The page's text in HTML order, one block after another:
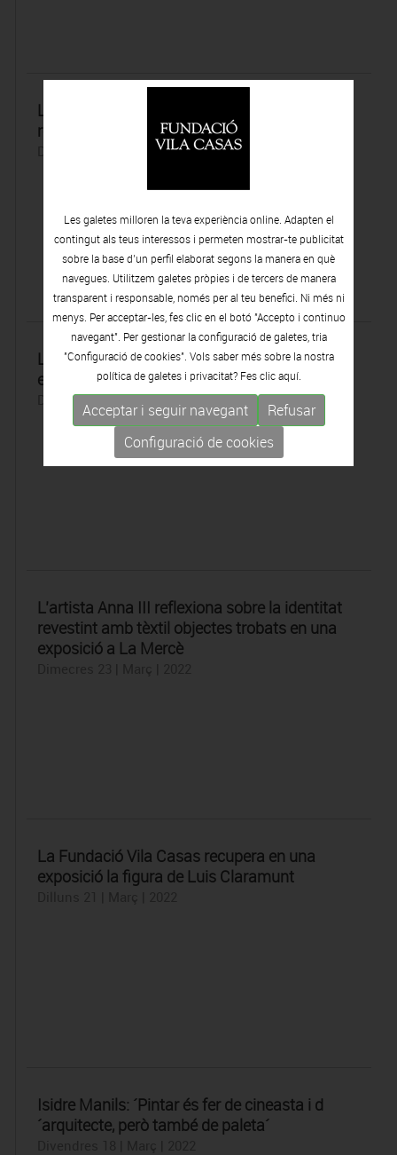
La Vila Casas porta a la Mercè una
reinterpretació de la fundació de Cartago
Dimecres 23 | Març | 2022
La princesa fenicia Dido inspira una
exposición de Anna III
Dimecres 23 | Març | 2022
L’artista Anna III reflexiona sobre la identitat
revestint amb tèxtil objectes trobats en una
exposició a La Mercè
La Fundació Vila Casas recupera en una
exposició la figura de Luis Claramunt
Isidre Manils: ´Pintar és fer de cineasta i d
´arquitecte, però també de paleta´
Les galetes milloren la teva experiència online. Adapten el
contingut als teus interessos i permeten mostrar-te publicitat
sobre la base d’un perfil elaborat segons la manera en què
navegues. Utilitzem galetes pròpies i de tercers de manera
transparent i responsable, només per al teu benefici. Ni més ni
menys. Per acceptar-les, fes clic en el botó "Accepto i continuo
navegant". Per gestionar la configuració de galetes, tria
"Configuració de cookies". Vols saber més sobre la nostra
política de galetes i privacitat? Fes clicaquí.
Acceptar i seguir navegant
Refusar
Configuració de cookies